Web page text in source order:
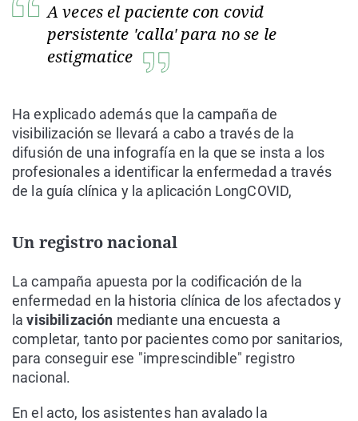
A veces el paciente con covid
persistente 'calla' para no se le
estigmatice
Ha explicado además que la campaña de
visibilización se llevará a cabo a través de la
difusión de una infografía en la que se insta a los
profesionales a identificar la enfermedad a través
de la guía clínica y la aplicación LongCOVID,
Un registro nacional
La campaña apuesta por la codificación de la
enfermedad en la historia clínica de los afectados y
lavisibilización mediante una encuesta a
completar, tanto por pacientes como por sanitarios,
para conseguir ese "imprescindible" registro
nacional.
En el acto, los asistentes han avalado la